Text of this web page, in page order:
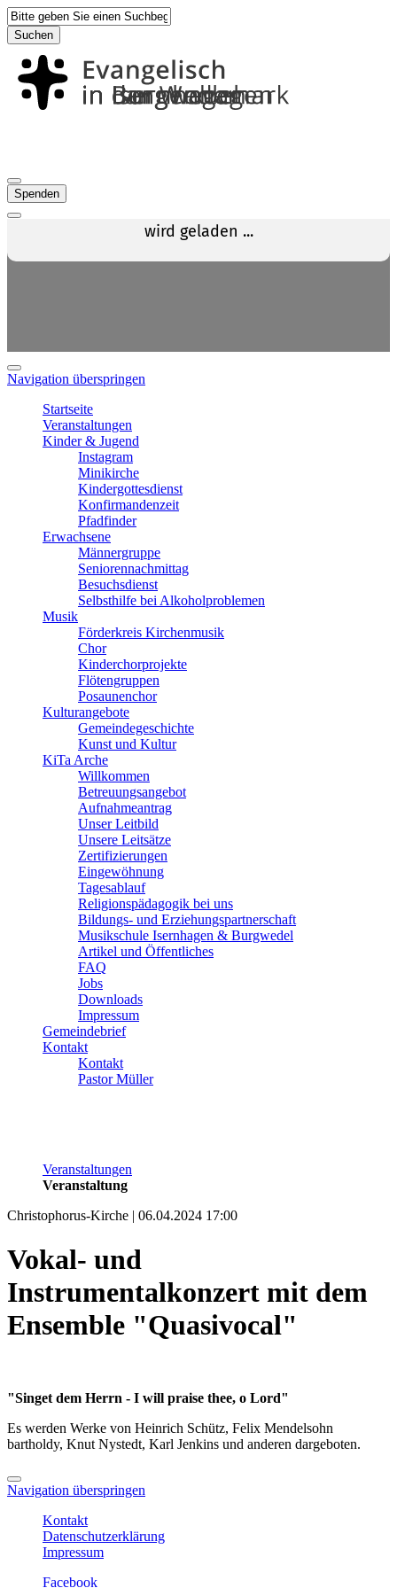
Suchen
Spenden
Navigation überspringen
Startseite
Veranstaltungen
Kinder & Jugend
Instagram
Minikirche
Kindergottesdienst
Konfirmandenzeit
Pfadfinder
Erwachsene
Männergruppe
Seniorennachmittag
Besuchsdienst
Selbsthilfe bei Alkoholproblemen
Musik
Förderkreis Kirchenmusik
Chor
Kinderchorprojekte
Flötengruppen
Posaunenchor
Kulturangebote
Gemeindegeschichte
Kunst und Kultur
KiTa Arche
Willkommen
Betreuungsangebot
Aufnahmeantrag
Unser Leitbild
Unsere Leitsätze
Zertifizierungen
Eingewöhnung
Tagesablauf
Religionspädagogik bei uns
Bildungs- und Erziehungspartnerschaft
Musikschule Isernhagen & Burgwedel
Artikel und Öffentliches
FAQ
Jobs
Downloads
Impressum
Gemeindebrief
Kontakt
Kontakt
Pastor Müller
Veranstaltungen
Veranstaltung
Christophorus-Kirche | 06.04.2024 17:00
Vokal- und
Instrumentalkonzert mit dem
Ensemble "Quasivocal"
"Singet dem Herrn - I will praise thee, o Lord"
Es werden Werke von Heinrich Schütz, Felix Mendelsohn
bartholdy, Knut Nystedt, Karl Jenkins und anderen dargeboten.
Navigation überspringen
Kontakt
Datenschutzerklärung
Impressum
Facebook